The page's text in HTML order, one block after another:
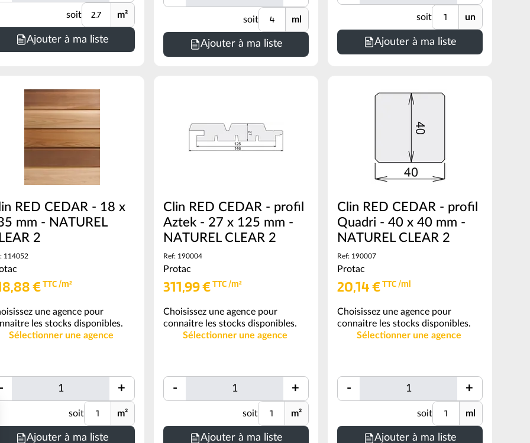
Quantité
soit Unité m²
Ajouter à ma liste
Quantité
soit Unité ml
Ajouter à ma liste
commande
conditionnement)
Quantité
soit Unité un
Ajouter à ma liste
commande
RED CEDAR - 18 x
mm - NATUREL
2
114052
€TTC /m²
une agence pour
les stocks disponibles.
Sélectionner une agence
Quantité
- Quantité +
soit Unité m²
Ajouter à ma liste
Clin RED CEDAR - profil
Aztek - 27 x 125 mm -
NATUREL CLEAR 2
Ref: 190004
Protac
311,99 €TTC /m²
Choisissez une agence pour
connaitre les stocks disponibles.
Sélectionner une agence
Quantité
- Quantité +
soit Unité m²
Ajouter à ma liste
Clin RED CEDAR - profil
Quadri - 40 x 40 mm -
NATUREL CLEAR 2
Ref: 190007
Protac
20,14 €TTC /ml
Choisissez une agence pour
connaitre les stocks disponibles.
Sélectionner une agence
Quantité
- Quantité +
soit Unité ml
Ajouter à ma liste